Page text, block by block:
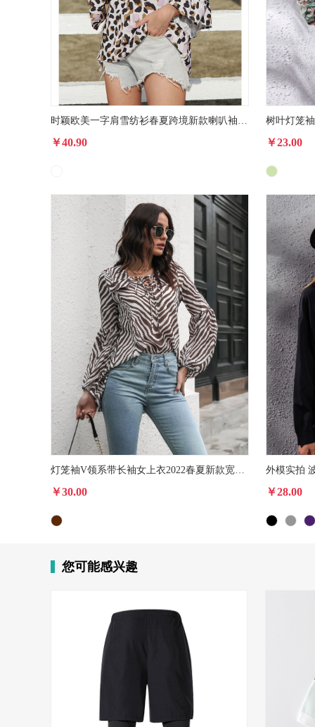
时颖欧美一字肩雪纺衫春夏跨境新款喇叭袖性感豹纹上衣女加工定制
￥40.90 ￥23.00
灯笼袖V领系带长袖女上衣2022春夏新款宽松中长款雪纺衫
￥30.00 ￥28.00
您可能感兴趣